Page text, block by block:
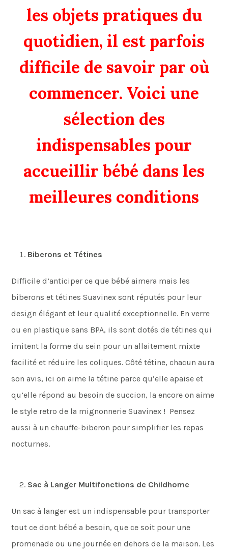
les objets pratiques du
quotidien, il est parfois
difficile de savoir par où
commencer. Voici une
sélection des
indispensables pour
accueillir bébé dans les
meilleures conditions
Biberons et Tétines
Difficile d’anticiper ce que bébé aimera mais les
biberons et tétines Suavinex sont réputés pour leur
design élégant et leur qualité exceptionnelle. En verre
ou en plastique sans BPA, ils sont dotés de tétines qui
imitent la forme du sein pour un allaitement mixte
facilité et réduire les coliques. Côté tétine, chacun aura
son avis, ici on aime la tétine parce qu’elle apaise et
qu’elle répond au besoin de succion, la encore on aime
le style retro de la mignonnerie Suavinex ! Pensez
aussi à un chauffe-biberon pour simplifier les repas
nocturnes.
Sac à Langer Multifonctions de Childhome
Un sac à langer est un indispensable pour transporter
tout ce dont bébé a besoin, que ce soit pour une
promenade ou une journée en dehors de la maison. Les